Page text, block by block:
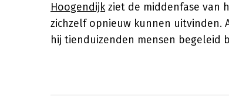
Hoogendijkziet de middenfase van
zichzelf opnieuw kunnen uitvinden.
hij tienduizenden mensen begeleid